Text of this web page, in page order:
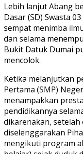
Lebih lanjut Abang
Dasar (SD) Swasta
sempat menimba
dan selama
Bukit Datuk Dumai
mencolok.
Ketika melanjutkan
Pertama (SMP)
menampakkan
pendidikannya
dikarenakan,
diselenggarakan
mengikuti program